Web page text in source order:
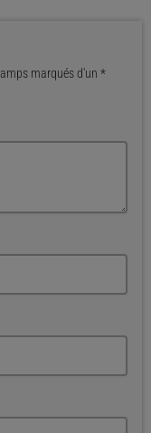
marqués d'un *